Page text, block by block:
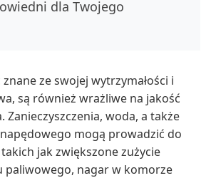
dla Twojego
ze swojej wytrzymałości i
są również wrażliwe na jakość
Zanieczyszczenia, woda, a także
mogą prowadzić do
jak zwiększone zużycie
paliwowego, nagar w komorze